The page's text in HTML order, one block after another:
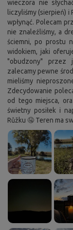
wieczora nie
liczyliśmy (sierpień) i
wpłynąć. Polecam
nie znaleźliśmy, a
ściemni, po prostu
widokiem, jaki
"obudzony" przez
zalecamy pewne
mieliśmy
Zdecydowanie
od tego miejsca,
świetny posiłek i
Růžku 🤤 Teren ma